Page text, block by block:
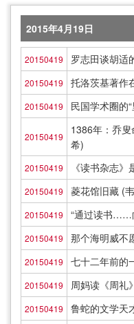
2015年4月19日
20150419 罗志田谈胡适
20150419 托洛茨基著作
20150419 民国学术圈的
20150419
1386年：乔
希)
20150419 《读书杂志
20150419 菱花馆旧藏 (
20150419 “通过读书……
20150419 那个海明威不
20150419 七十二年前的
20150419 周妈读《周礼
20150419 鲁蛇的文学